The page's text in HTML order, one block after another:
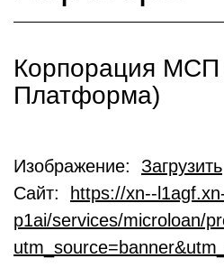
Корпорация
Платформа)
Изображение: Загрузить
Сайт:
https://xn--
p1ai/services/microloan/